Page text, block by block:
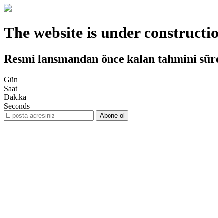
The website is under
Resmi lansmandan önce kalan tahmini
Gün
Saat
Dakika
Seconds